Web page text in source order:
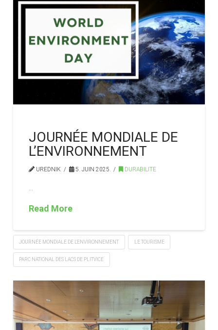
JOURNÉE MONDIALE DE
L’ENVIRONNEMENT
UREDNIK 5. JUIN 2025. DURABILITE
Read More
JOURNÉE MONDIALE DE L'ENVIRONNEMENT LE TOURISME
PARC NATIONAL DES LACS DE PLITVICE